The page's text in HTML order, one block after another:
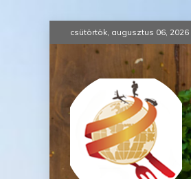
to
csütörtök, augusztus 06, 2026